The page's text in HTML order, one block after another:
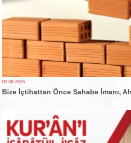
09.08.2026
Bize İçtihattan Önce Sahabe İmanı,